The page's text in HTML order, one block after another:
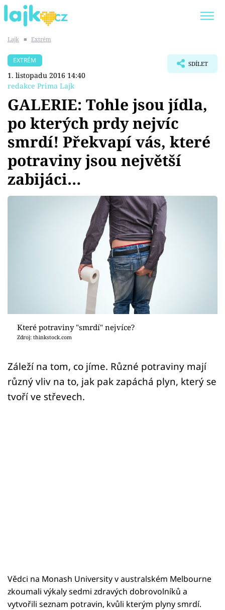
SHOPAHOLICADEL
Témata
Showbyznys
Youtubeři
Sledujte prima+
Lajk ■ Extrém
EXTRÉM
1. listopadu 2016 14:40
redakce Prima Lajk
SDÍLET
GALERIE: Tohle jsou jídla,
po kterých prdy nejvíc
smrdí! Překvapí vás, které
potraviny jsou největší
zabijáci…
Které potraviny "smrdí" nejvíce?
Zdroj: thinkstock.com
Záleží na tom, co jíme. Různé potraviny mají
různý vliv na to, jak pak zapáchá plyn, který se
tvoří ve střevech.
Vědci na Monash University v australském Melbourne
zkoumali výkaly sedmi zdravých dobrovolníků a
vytvořili seznam potravin, kvůli kterým plyny smrdí.